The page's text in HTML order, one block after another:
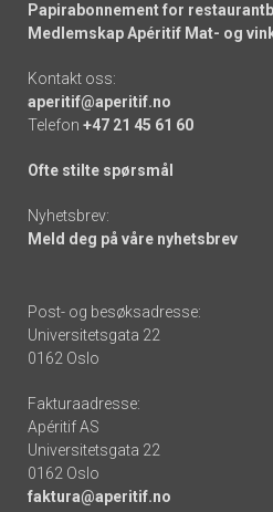
Papirabonnement for
Medlemskap Apéritif Mat- og
Kontakt oss:
aperitif@aperitif.no
Telefon +47 21 45 61 60
Ofte stilte spørsmål
Nyhetsbrev:
Meld deg på våre nyhetsbrev
Post- og besøksadresse:
Universitetsgata 22
0162 Oslo
Fakturaadresse:
Apéritif AS
Universitetsgata 22
0162 Oslo
faktura@aperitif.no